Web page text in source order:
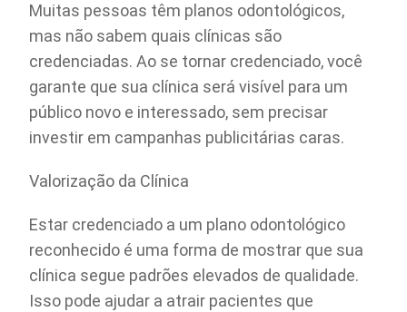
Muitas pessoas têm planos odontológicos,
mas não sabem quais clínicas são
credenciadas. Ao se tornar credenciado, você
garante que sua clínica será visível para um
público novo e interessado, sem precisar
investir em campanhas publicitárias caras.
Valorização da Clínica
Estar credenciado a um plano odontológico
reconhecido é uma forma de mostrar que sua
clínica segue padrões elevados de qualidade.
Isso pode ajudar a atrair pacientes que